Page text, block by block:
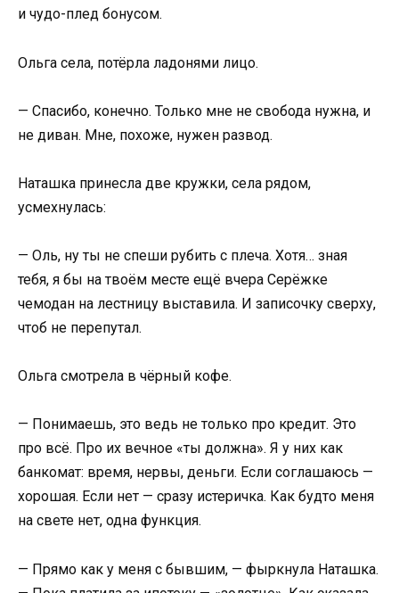
и чудо-плед бонусом.
Ольга села, потёрла ладонями лицо.
— Спасибо, конечно. Только мне не свобода нужна, и
не диван. Мне, похоже, нужен развод.
Наташка принесла две кружки, села рядом,
усмехнулась:
— Оль, ну ты не спеши рубить с плеча. Хотя… зная
тебя, я бы на твоём месте ещё вчера Серёжке
чемодан на лестницу выставила. И записочку сверху,
чтоб не перепутал.
Ольга смотрела в чёрный кофе.
— Понимаешь, это ведь не только про кредит. Это
про всё. Про их вечное «ты должна». Я у них как
банкомат: время, нервы, деньги. Если соглашаюсь —
хорошая. Если нет — сразу истеричка. Как будто меня
на свете нет, одна функция.
— Прямо как у меня с бывшим, — фыркнула Наташка.